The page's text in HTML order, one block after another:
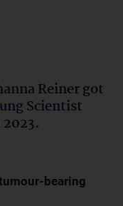
Reiner got
Scientist
bearing